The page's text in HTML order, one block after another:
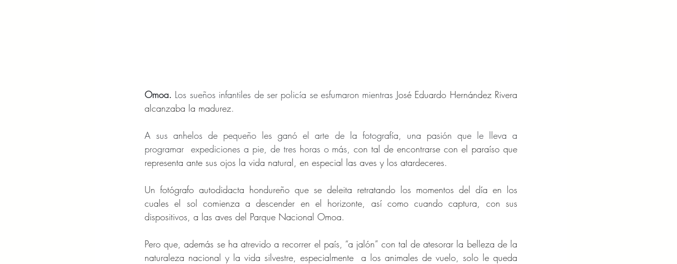
Omoa. Los sueños infantiles de ser policía se esfumaron mientras José Eduardo Hernández Rivera
alcanzaba la madurez.
A sus anhelos de pequeño les ganó el arte de la fotografía, una pasión que le lleva a
programar  expediciones a pie, de tres horas o más, con tal de encontrarse con el paraíso que
representa ante sus ojos la vida natural, en especial las aves y los atardeceres.
Un fotógrafo autodidacta hondureño que se deleita retratando los momentos del día en los
cuales el sol comienza a descender en el horizonte, así como cuando captura, con sus
dispositivos, a las aves del Parque Nacional Omoa.
Pero que, además se ha atrevido a recorrer el país, “a jalón” con tal de atesorar la belleza de la
naturaleza nacional y la vida silvestre, especialmente  a los animales de vuelo, solo le queda